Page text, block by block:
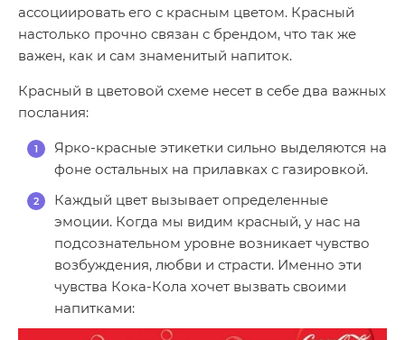
ассоциировать его с красным цветом. Красный
настолько прочно связан с брендом, что так же
важен, как и сам знаменитый напиток.
Красный в цветовой схеме несет в себе два важных
послания:
Ярко-красные этикетки сильно выделяются на
фоне остальных на прилавках с газировкой.
Каждый цвет вызывает определенные
эмоции. Когда мы видим красный, у нас на
подсознательном уровне возникает чувство
возбуждения, любви и страсти. Именно эти
чувства Кока-Кола хочет вызвать своими
напитками: